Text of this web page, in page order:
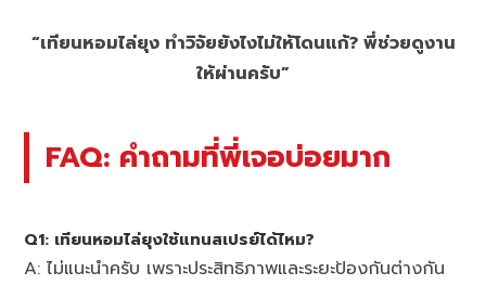
“เทียนหอมไล่ยุง ทำวิจัยยังไงไม่ให้โดนแก้? พี่ช่วยดูงาน
ให้ผ่านครับ”
FAQ: คำถามที่พี่เจอบ่อยมาก
Q1: เทียนหอมไล่ยุงใช้แทนสเปรย์ได้ไหม?
A: ไม่แนะนำครับ เพราะประสิทธิภาพและระยะป้องกันต่างกัน